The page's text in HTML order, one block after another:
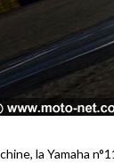
la Yamaha